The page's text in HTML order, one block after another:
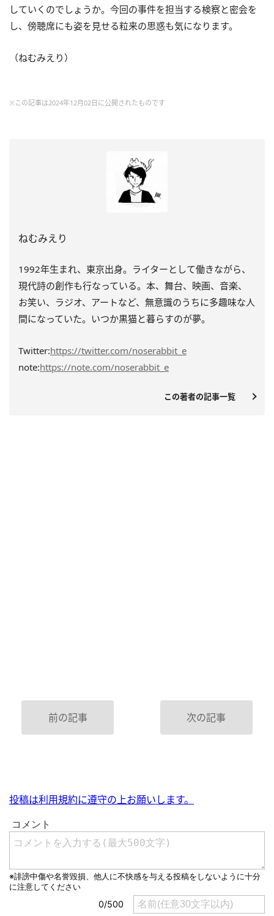
していくのでしょうか。今回の事件を担当する検察と密会を
し、傍聴席にも姿を見せる粒来の思惑も気になります。
（ねむみえり）
※この記事は2024年12月02日に公開されたものです
ねむみえり
1992年生まれ、東京出身。ライターとして働きながら、
現代詩の創作も行なっている。本、舞台、映画、音楽、
お笑い、ラジオ、アートなど、無意識のうちに多趣味な人
間になっていた。いつか黒猫と暮らすのが夢。
Twitter:https://twitter.com/noserabbit_e
note:https://note.com/noserabbit_e
この著者の記事一覧
前の記事 次の記事
投稿は利用規約に遵守の上お願いします。